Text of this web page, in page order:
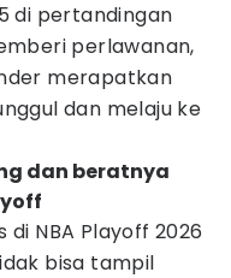
di pertandingan
perlawanan,
merapatkan
dan melaju ke
dan beratnya
di NBA Playoff 2026
bisa tampil